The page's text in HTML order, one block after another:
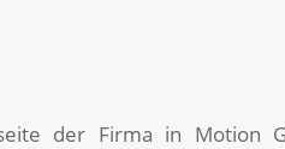
der Firma in Motion